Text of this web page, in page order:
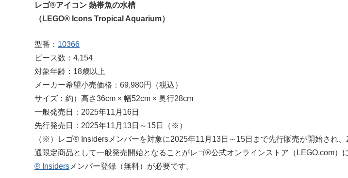
レゴ®アイコン 熱帯魚の水槽
（LEGO® Icons Tropical Aquarium）
型番： 10366
ピース数：4,154
対象年齢：18歳以上
メーカー希望小売価格：69,980円（税込）
サイズ：約）高さ36cm × 幅52cm × 奥行28cm
一般発売日：2025年11月16日
先行発売日：2025年11月13日～15日（※）
（※）レゴ® Insidersメンバーを対象に2025年11月13日～15日まで先行販売が開始され
通限定商品として一般発売開始となることがレゴ®公式オンラインストア（LEGO.com）
® Insiders メンバー登録（無料）が必要です。